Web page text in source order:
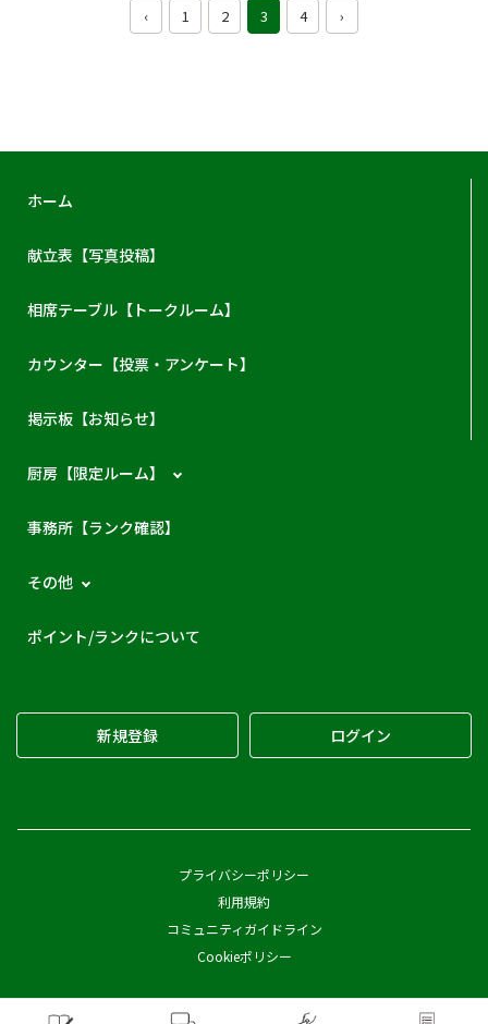
‹ 1 2 3 4 ›
ホーム
献立表【写真投稿】
相席テーブル【トークルーム】
カウンター【投票・アンケート】
掲示板【お知らせ】
厨房【限定ルーム】
事務所【ランク確認】
その他
ポイント/ランクについて
新規登録 ログイン
プライバシーポリシー
利用規約
コミュニティガイドライン
Cookieポリシー